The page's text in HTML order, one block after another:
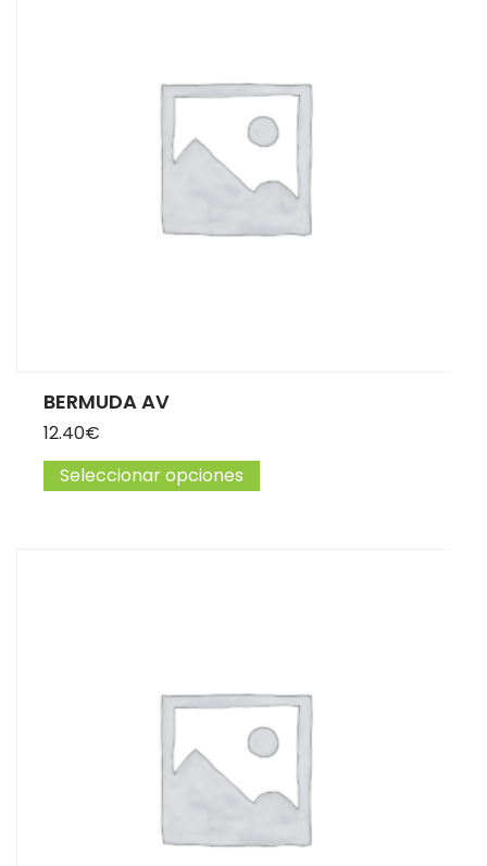
BERMUDA AV
12.40€
Seleccionar opciones